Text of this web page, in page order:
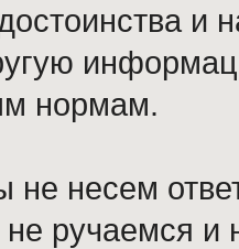
и
нормам.
не несем
ручаемся и